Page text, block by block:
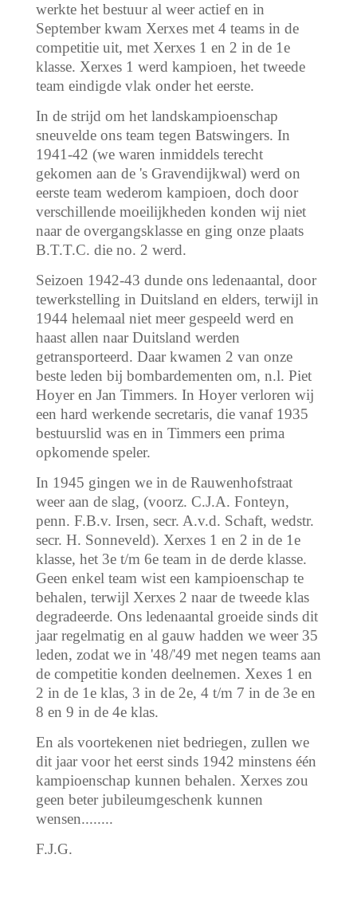
werkte het bestuur al weer actief en in
September kwam Xerxes met 4 teams in de
competitie uit, met Xerxes 1 en 2 in de 1e
klasse. Xerxes 1 werd kampioen, het tweede
team eindigde vlak onder het eerste.
In de strijd om het landskampioenschap
sneuvelde ons team tegen Batswingers. In
1941-42 (we waren inmiddels terecht
gekomen aan de 's Gravendijkwal) werd on
eerste team wederom kampioen, doch door
verschillende moeilijkheden konden wij niet
naar de overgangsklasse en ging onze plaats
B.T.T.C. die no. 2 werd.
Seizoen 1942-43 dunde ons ledenaantal, door
tewerkstelling in Duitsland en elders, terwijl in
1944 helemaal niet meer gespeeld werd en
haast allen naar Duitsland werden
getransporteerd. Daar kwamen 2 van onze
beste leden bij bombardementen om, n.l. Piet
Hoyer en Jan Timmers. In Hoyer verloren wij
een hard werkende secretaris, die vanaf 1935
bestuurslid was en in Timmers een prima
opkomende speler.
In 1945 gingen we in de Rauwenhofstraat
weer aan de slag, (voorz. C.J.A. Fonteyn,
penn. F.B.v. Irsen, secr. A.v.d. Schaft, wedstr.
secr. H. Sonneveld). Xerxes 1 en 2 in de 1e
klasse, het 3e t/m 6e team in de derde klasse.
Geen enkel team wist een kampioenschap te
behalen, terwijl Xerxes 2 naar de tweede klas
degradeerde. Ons ledenaantal groeide sinds dit
jaar regelmatig en al gauw hadden we weer 35
leden, zodat we in '48/'49 met negen teams aan
de competitie konden deelnemen. Xexes 1 en
2 in de 1e klas, 3 in de 2e, 4 t/m 7 in de 3e en
8 en 9 in de 4e klas.
En als voortekenen niet bedriegen, zullen we
dit jaar voor het eerst sinds 1942 minstens één
kampioenschap kunnen behalen. Xerxes zou
geen beter jubileumgeschenk kunnen
wensen........
F.J.G.